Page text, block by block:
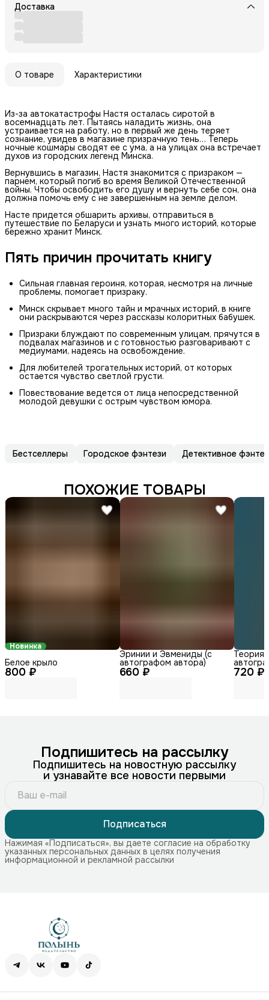
Доставка
О товаре Характеристики
Из-за автокатастрофы Настя осталась сиротой в
восемнадцать лет. Пытаясь наладить жизнь, она
устраивается на работу, но в первый же день теряет
сознание, увидев в магазине призрачную тень… Теперь
ночные кошмары сводят ее с ума, а на улицах она встречает
духов из городских легенд Минска.
Вернувшись в магазин, Настя знакомится с призраком —
парнем, который погиб во время Великой Отечественной
войны. Чтобы освободить его душу и вернуть себе сон, она
должна помочь ему с не завершенным на земле делом.
Насте придется обшарить архивы, отправиться в
путешествие по Беларуси и узнать много историй, которые
бережно хранит Минск.
Пять причин прочитать книгу
Сильная главная героиня, которая, несмотря на личные
проблемы, помогает призраку.
Минск скрывает много тайн и мрачных историй, в книге
они раскрываются через рассказы колоритных бабушек.
Призраки блуждают по современным улицам, прячутся в
подвалах магазинов и с готовностью разговаривают с
медиумами, надеясь на освобождение.
Для любителей трогательных историй, от которых
остается чувство светлой грусти.
Повествование ведется от лица непосредственной
молодой девушки с острым чувством юмора.
Бестселлеры Городское фэнтези Детективное
ПОХОЖИЕ ТОВАРЫ
Новинка
800 ₽
Белое крыло
660 ₽
Эринии и Эвмениды (с
автографом автора)
720 ₽
Теория
Подпишитесь на рассылку
Подпишитесь на новостную рассылку
и узнавайте все новости первыми
Подписаться
Нажимая «Подписаться», вы даете согласие на обработку
указанных персональных данных в целях получения
информационной и рекламной рассылки